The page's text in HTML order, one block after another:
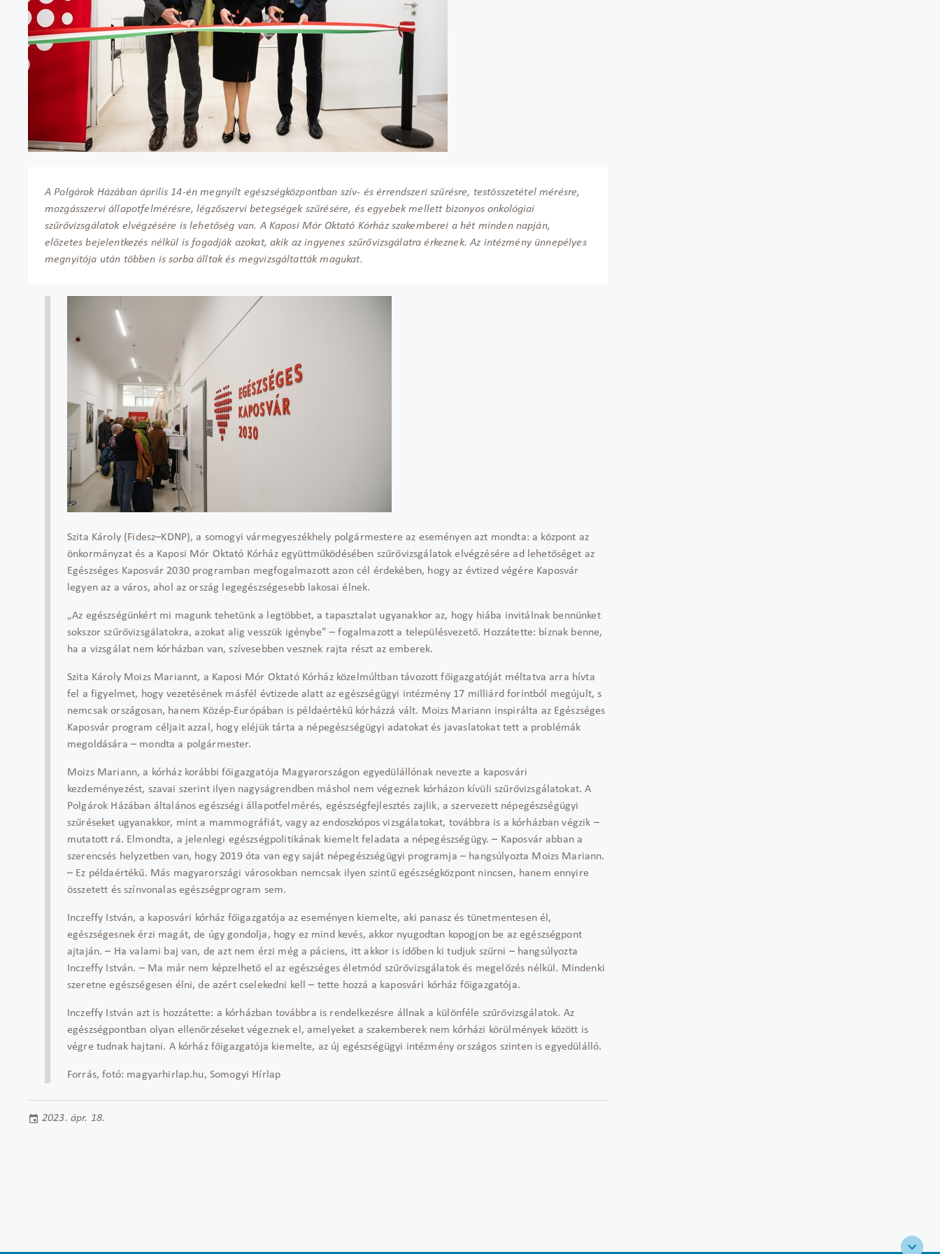
A Polgárok Házában április 14-én megnyílt egészségközpontban szív- és érrendszeri szűrésre, testösszetétel mérésre,
mozgásszervi állapotfelmérésre, légzőszervi betegségek szűrésére, és egyebek mellett bizonyos onkológiai
szűrővizsgálatok elvégzésére is lehetőség van. A Kaposi Mór Oktató Kórház szakemberei a hét minden napján,
előzetes bejelentkezés nélkül is fogadják azokat, akik az ingyenes szűrővizsgálatra érkeznek. Az intézmény ünnepélyes
megnyitója után többen is sorba álltak és megvizsgáltatták magukat.
Szita Károly (Fidesz–KDNP), a somogyi vármegyeszékhely polgármestere az eseményen azt mondta: a központ az
önkormányzat és a Kaposi Mór Oktató Kórház együttműködésében szűrővizsgálatok elvégzésére ad lehetőséget az
Egészséges Kaposvár 2030 programban megfogalmazott azon cél érdekében, hogy az évtized végére Kaposvár
legyen az a város, ahol az ország legegészségesebb lakosai élnek.
„Az egészségünkért mi magunk tehetünk a legtöbbet, a tapasztalat ugyanakkor az, hogy hiába invitálnak bennünket
sokszor szűrővizsgálatokra, azokat alig vesszük igénybe” – fogalmazott a településvezető. Hozzátette: bíznak benne,
ha a vizsgálat nem kórházban van, szívesebben vesznek rajta részt az emberek.
Szita Károly Moizs Mariannt, a Kaposi Mór Oktató Kórház közelmúltban távozott főigazgatóját méltatva arra hívta
fel a figyelmet, hogy vezetésének másfél évtizede alatt az egészségügyi intézmény 17 milliárd forintból megújult, s
nemcsak országosan, hanem Közép-Európában is példaértékű kórházzá vált. Moizs Mariann inspirálta az Egészséges
Kaposvár program céljait azzal, hogy eléjük tárta a népegészségügyi adatokat és javaslatokat tett a problémák
megoldására – mondta a polgármester.
Moizs Mariann, a kórház korábbi főigazgatója Magyarországon egyedülállónak nevezte a kaposvári
kezdeményezést, szavai szerint ilyen nagyságrendben máshol nem végeznek kórházon kívüli szűrővizsgálatokat. A
Polgárok Házában általános egészségi állapotfelmérés, egészségfejlesztés zajlik, a szervezett népegészségügyi
szűréseket ugyanakkor, mint a mammográfiát, vagy az endoszkópos vizsgálatokat, továbbra is a kórházban végzik –
mutatott rá. Elmondta, a jelenlegi egészségpolitikának kiemelt feladata a népegészségügy. – Kaposvár abban a
szerencsés helyzetben van, hogy 2019 óta van egy saját népegészségügyi programja – hangsúlyozta Moizs Mariann.
– Ez példaértékű. Más magyarországi városokban nemcsak ilyen szintű egészségközpont nincsen, hanem ennyire
összetett és színvonalas egészségprogram sem.
Inczeffy István, a kaposvári kórház főigazgatója az eseményen kiemelte, aki panasz és tünetmentesen él,
egészségesnek érzi magát, de úgy gondolja, hogy ez mind kevés, akkor nyugodtan kopogjon be az egészségpont
ajtaján. – Ha valami baj van, de azt nem érzi még a páciens, itt akkor is időben ki tudjuk szűrni – hangsúlyozta
Inczeffy István. – Ma már nem képzelhető el az egészséges életmód szűrővizsgálatok és megelőzés nélkül. Mindenki
szeretne egészségesen élni, de azért cselekedni kell – tette hozzá a kaposvári kórház főigazgatója.
Inczeffy István azt is hozzátette: a kórházban továbbra is rendelkezésre állnak a különféle szűrővizsgálatok. Az
egészségpontban olyan ellenőrzéseket végeznek el, amelyeket a szakemberek nem kórházi körülmények között is
végre tudnak hajtani. A kórház főigazgatója kiemelte, az új egészségügyi intézmény országos szinten is egyedülálló.
Forrás, fotó: magyarhirlap.hu, Somogyi Hírlap
2023. ápr. 18.